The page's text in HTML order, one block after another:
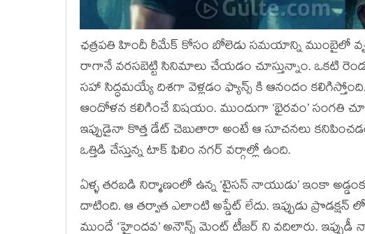
ఛత్రపతి హిందీ రీమేక్ కోసం బోలెడు సమయాన్ని ముంబైలో
రాగానే వరసబెట్టి సినిమాలు చేయడం చూస్తున్నాం. ఒకటి
సహా సిద్ధమయ్యే దిశగా వెళ్లడం ఫ్యాన్స్ కి ఆనందం
ఆందోళన కలిగించే విషయం. ముందుగా ‘భైరవం’ సంగతి
ఇప్పుడైనా కొత్త డేట్ చెబుతారా అంటే ఆ సూచనలు
ఒత్తిడి చేస్తున్న టాక్ ఫిలిం నగర్ వర్గాల్లో ఉంది.
ఏళ్ళ తరబడి నిర్మాణంలో ఉన్న ‘టైసన్ నాయుడు’ ఇంకా
దాటింది. ఆ తర్వాత ఎలాంటి అప్డేట్ లేదు. ఇప్పుడు ప్రొడక్షన్ లో
ముందే ‘హైందవ’ అనౌన్స్ మెంట్ టీజర్ ని వదిలారు.